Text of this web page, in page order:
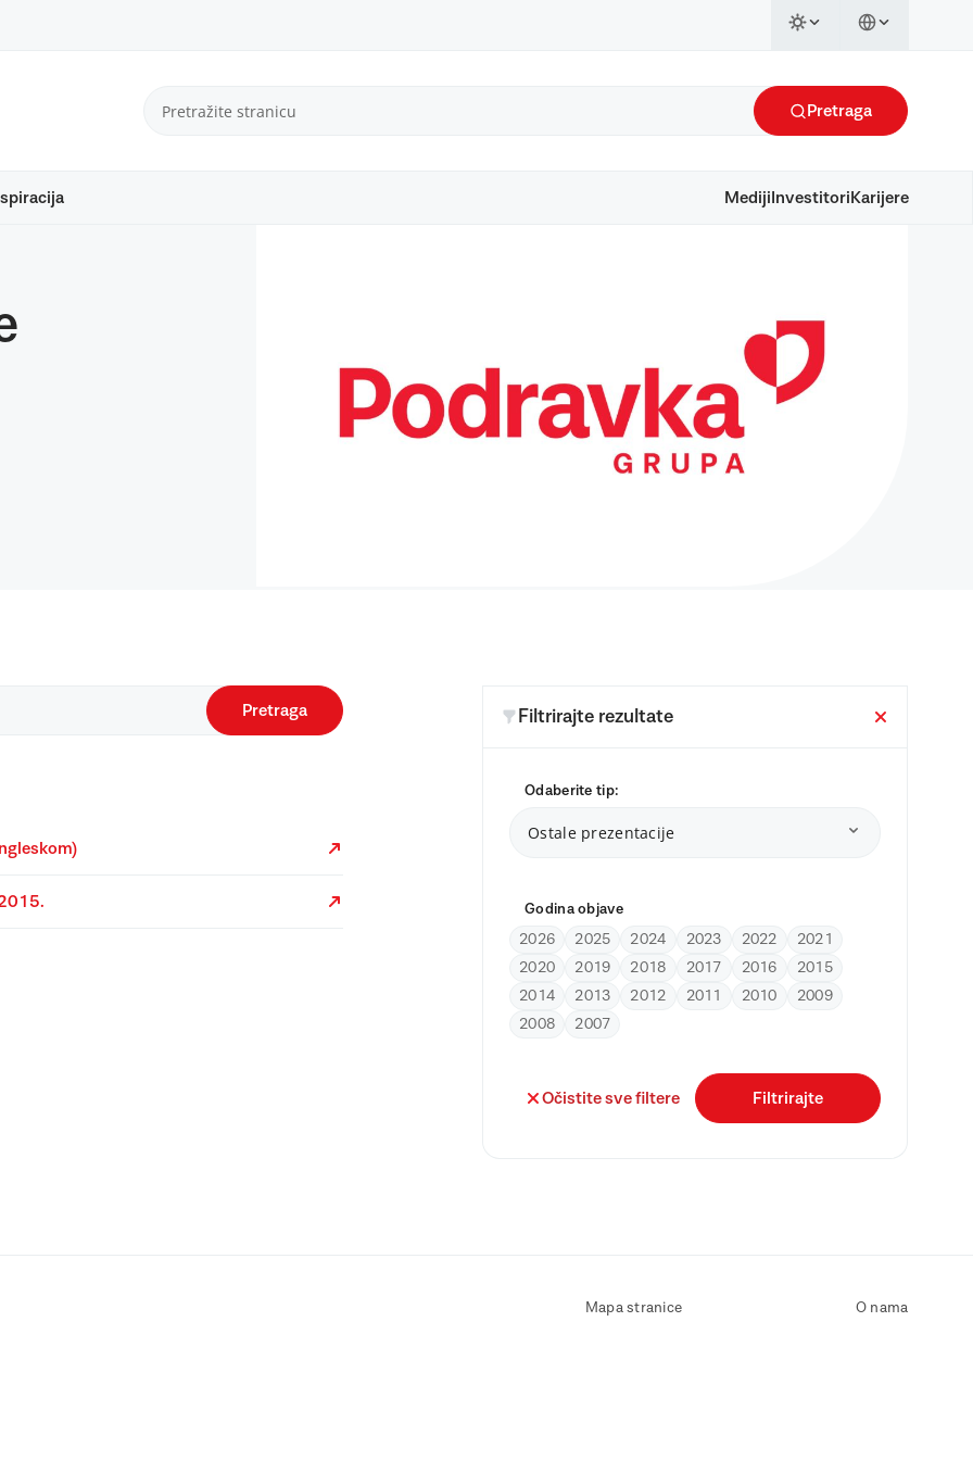
Pretraga
Mediji Investitori Karijere
Pretraga Filtrirajte rezultate
Odaberite tip:
Ostale prezentacije
Godina objave
2026
2025 2024 2023 2022
2021
2020
2019 2018 2017 2016
2015
2014
2013 2012 2011 2010
2009
2008
2007
Očistite sve filtere Filtrirajte
Mapa stranice
O nama